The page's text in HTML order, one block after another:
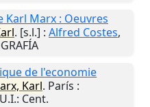
Karl Marx : Oeuvres
. [s.l.] : Alfred Costes,
de l'economie
Karl. París :
U.I.: Cent.